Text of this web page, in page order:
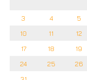
3
4 5
10
11 12
17
18 19
24
25 26